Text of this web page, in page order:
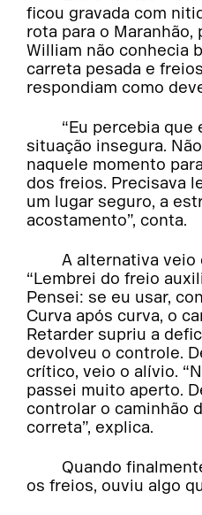
ficou gravada com
rota para o Maranhão,
William não conhecia
carreta pesada e
respondiam como
“Eu percebia que
situação insegura.
naquele momento
dos freios. Precisava
um lugar seguro, a
acostamento”, conta.
A alternativa veio
“Lembrei do freio
Pensei: se eu usar,
Curva após curva, o
Retarder supriu a
devolveu o controle.
crítico, veio o alívio.
passei muito aperto.
controlar o caminhão
correta”, explica.
Quando
os freios, ouviu algo